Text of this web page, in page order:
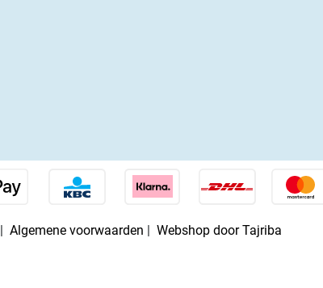
Algemene voorwaarden | Webshop door Tajriba